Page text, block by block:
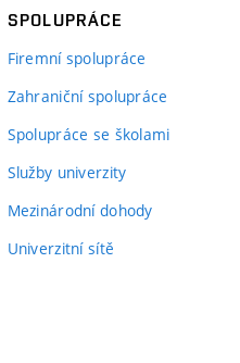
SPOLUPRÁCE
Firemní spolupráce
Zahraniční spolupráce
Spolupráce se školami
Služby univerzity
Mezinárodní dohody
Univerzitní sítě